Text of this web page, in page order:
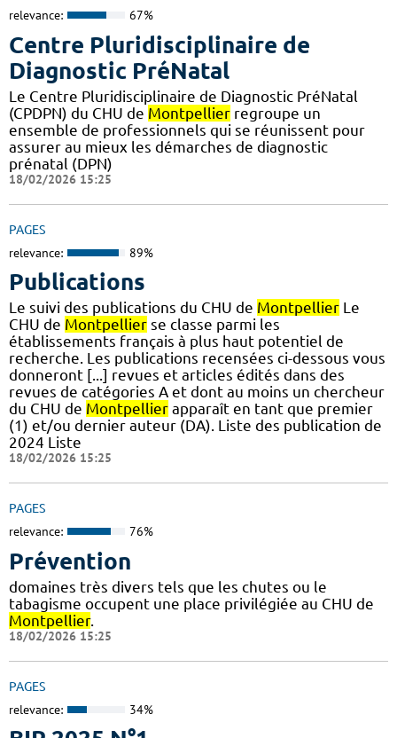
relevance: 67%
Centre Pluridisciplinaire de
Diagnostic PréNatal
Le Centre Pluridisciplinaire de Diagnostic PréNatal
(CPDPN) du CHU de Montpellier regroupe un
ensemble de professionnels qui se réunissent pour
assurer au mieux les démarches de diagnostic
prénatal (DPN)
18/02/2026 15:25
PAGES
relevance: 89%
Publications
Le suivi des publications du CHU de Montpellier Le
CHU de Montpellier se classe parmi les
établissements français à plus haut potentiel de
recherche. Les publications recensées ci-dessous vous
donneront [...] revues et articles édités dans des
revues de catégories A et dont au moins un chercheur
du CHU de Montpellier apparaît en tant que premier
(1) et/ou dernier auteur (DA). Liste des publication de
2024 Liste
18/02/2026 15:25
PAGES
relevance: 76%
Prévention
domaines très divers tels que les chutes ou le
tabagisme occupent une place privilégiée au CHU de
Montpellier.
18/02/2026 15:25
PAGES
relevance: 34%